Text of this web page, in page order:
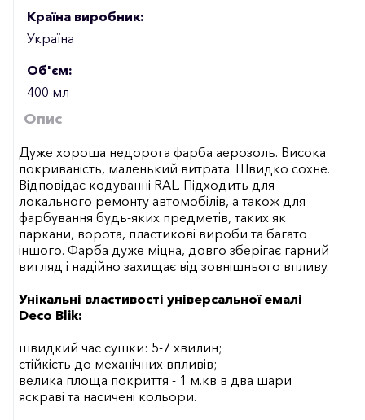
Країна виробник:
Україна
Об'єм:
400 мл
Опис
Дуже хороша недорога фарба аерозоль. Висока
покриваність, маленький витрата. Швидко сохне.
Відповідає кодуванні RAL. Підходить для
локального ремонту автомобілів, а також для
фарбування будь-яких предметів, таких як
паркани, ворота, пластикові вироби та багато
іншого. Фарба дуже міцна, довго зберігає гарний
вигляд і надійно захищає від зовнішнього впливу.
Унікальні властивості універсальної емалі
Deco Blik:
швидкий час сушки: 5-7 хвилин;
стійкість до механічних впливів;
велика площа покриття - 1 м.кв в два шари
яскраві та насичені кольори.